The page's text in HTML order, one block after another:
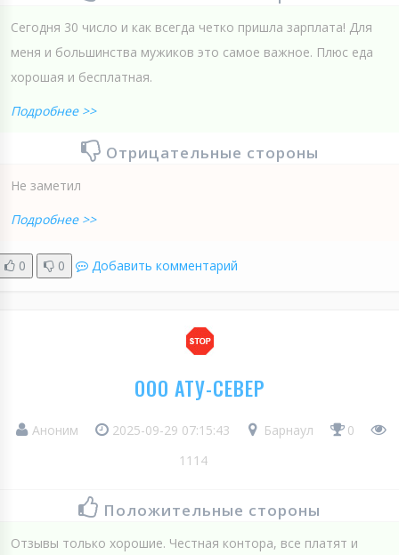
Сегодня 30 число и как всегда четко пришла зарплата! Для
меня и большинства мужиков это самое важное. Плюс еда
хорошая и бесплатная.
Подробнее >>
Отрицательные стороны
Не заметил
Подробнее >>
0 0 Добавить комментарий
ООО АТУ-СЕВЕР
Аноним 2025-09-29 07:15:43 Барнаул
0
1114
Положительные стороны
Отзывы только хорошие. Честная контора, все платят и